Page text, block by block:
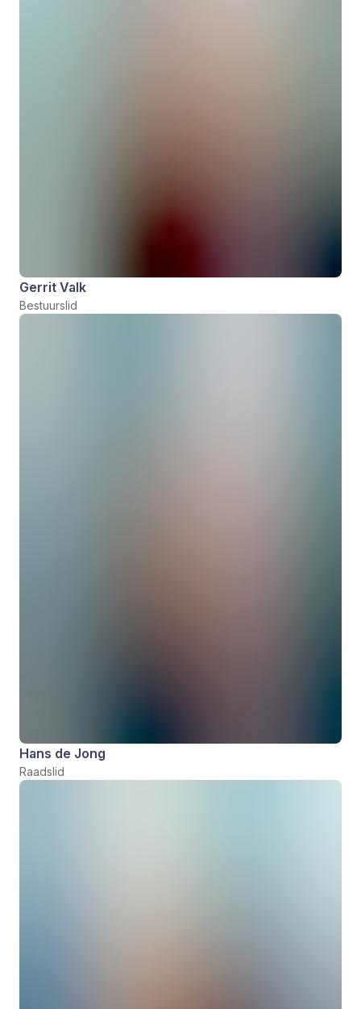
Gerrit Valk
Bestuurslid
Hans de Jong
Raadslid